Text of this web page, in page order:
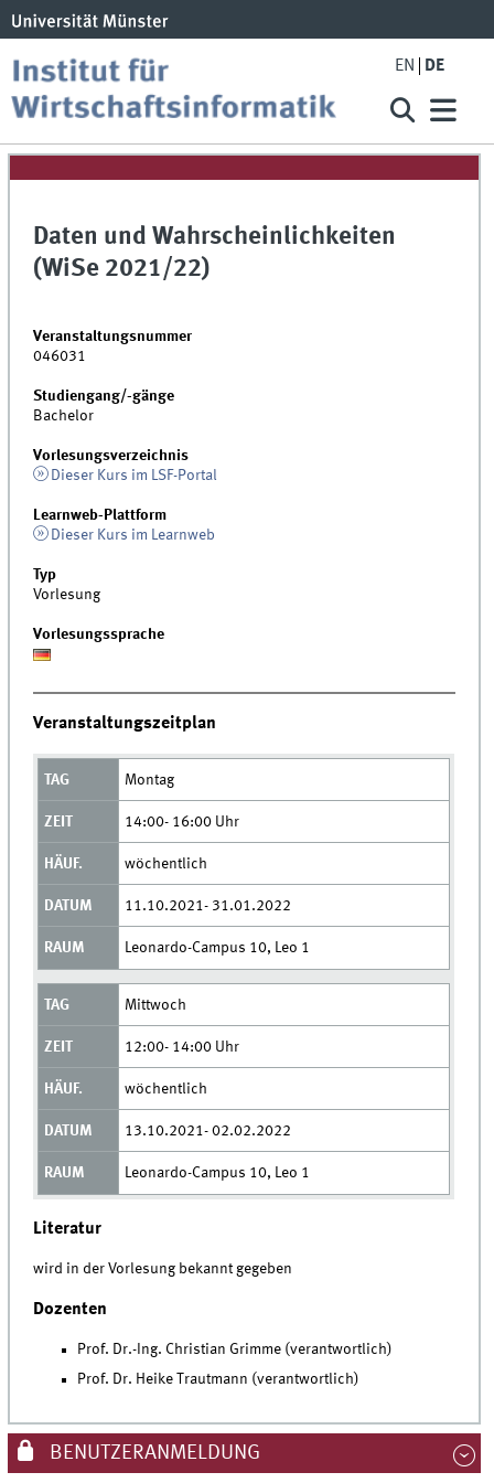
EN DE
Daten und Wahrscheinlichkeiten
(WiSe 2021/22)
Veranstaltungsnummer
046031
Studiengang/-gänge
Bachelor
Vorlesungsverzeichnis
Dieser Kurs im LSF-Portal
Learnweb-Plattform
Dieser Kurs im Learnweb
Typ
Vorlesung
Vorlesungssprache
Veranstaltungszeitplan
Montag
14:00- 16:00 Uhr
wöchentlich
11.10.2021- 31.01.2022
Leonardo-Campus 10, Leo 1
Mittwoch
12:00- 14:00 Uhr
wöchentlich
13.10.2021- 02.02.2022
Leonardo-Campus 10, Leo 1
Literatur
wird in der Vorlesung bekannt gegeben
Dozenten
Prof. Dr.-Ing. Christian Grimme (verantwortlich)
Prof. Dr. Heike Trautmann (verantwortlich)
BENUTZERANMELDUNG